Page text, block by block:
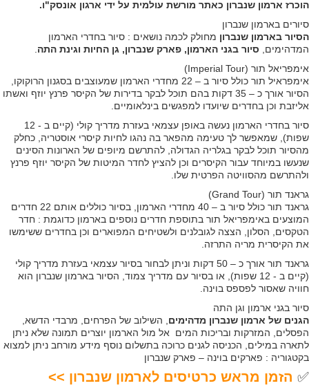
הוכרז ארמון שנברון כאתר מורשת עולמית על ידי ארגון אונסק"ו.
סיורים בארמון שנברון
הסיור בארמון שנברון מחולק לכמה נושאים : סיור בחדרי הארמון
המדהימים, סיור בגני הארמון, פארק שנברון, גן החיות וגינת התה.
אימפריאל תור (Imperial Tour)
אימפראיל תור כולל סיור ב – 22 מחדרי הארמון שמעוצבים בסגנון הרוקוקו,
הסיור אורך כ – 35 דקות בהם תוכל לבקר בדירות של הקיסר פרנץ יוזף ואשתו
אליזבת וכן בחדרים שיועדו למפגשים בינלאומיים.
סיור בחדרי הארמון נעשה באופן עצמאי בעזרת מדריך קולי (קיים ב - 12
שפות), שמאפשר לך טעימה מהפאר בה נהגו לחיות קיסרי אוסטריה, כחלק
מהסיור תוכל לבקר בגלריה הגדולה, להתרשם מיופים של הארונות הסינים
שנעשו במיוחד עבור הקיסרים וכן להציץ לחדר המיטות של הקיסר יוזף פרנץ
ולהתרשם מהסוויטה הפרטית שלו.
גראנד תור (Grand Tour)
גראנד תור כולל סיור ב – 40 מחדרי הארמון, בסיור כוללים אותם 22 חדרים
המוצעים באימפריאל תור בתוספת חדרים נוספים בארמון כדוגמת : חדר
הטקסים, הסלון, הצצה לגובלנים ולשטיחים המפוארים וכן בחדרים ששימשו
את הקיסרית מריה התרזה.
גראנד תור אורך כ – 50 דקות וניתן לבחור בסיור עצמאי בעזרת מדריך קולי
(קיים ב - 12 שפות), או בסיור עם מדריך צמוד, הסיור בארמון שנברון הוא
חוויה שאסור לפספס בוינה.
סיור בגני ארמון וגן התה
הגנים של ארמון שנברון מדהימים, השילוב של הפרחים, מרבדי הדשא,
הפסלים, המזרקות ובריכות המים אל מול הארמון יוצרים תמונה שלא ניתן
לתארה במילים, הכניסה לגנים כרוכה בתשלום נוסף מידע מורחב ניתן למצוא
בקטגוריה : פארקים בוינה – פארק שנברון
✅ הזמן מראש כרטיסים לארמון שנברון >>